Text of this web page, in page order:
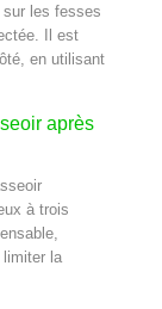
les fesses
Il est
en utilisant
après
à trois
limiter la